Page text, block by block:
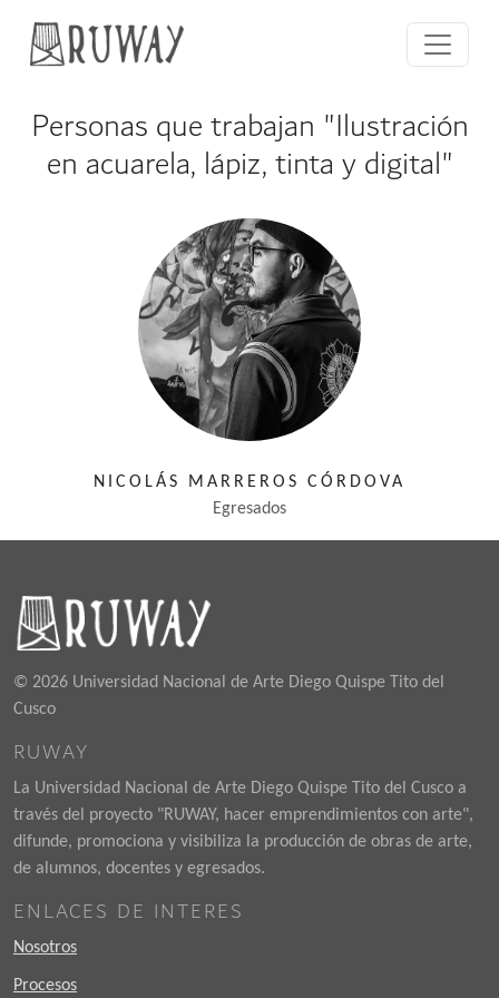
Personas que trabajan "Ilustración
en acuarela, lápiz, tinta y digital"
NICOLÁS MARREROS CÓRDOVA
Egresados
© 2026 Universidad Nacional de Arte Diego Quispe Tito del
Cusco
RUWAY
La Universidad Nacional de Arte Diego Quispe Tito del Cusco a
través del proyecto "RUWAY, hacer emprendimientos con arte",
difunde, promociona y visibiliza la producción de obras de arte,
de alumnos, docentes y egresados.
ENLACES DE INTERES
Nosotros
Procesos